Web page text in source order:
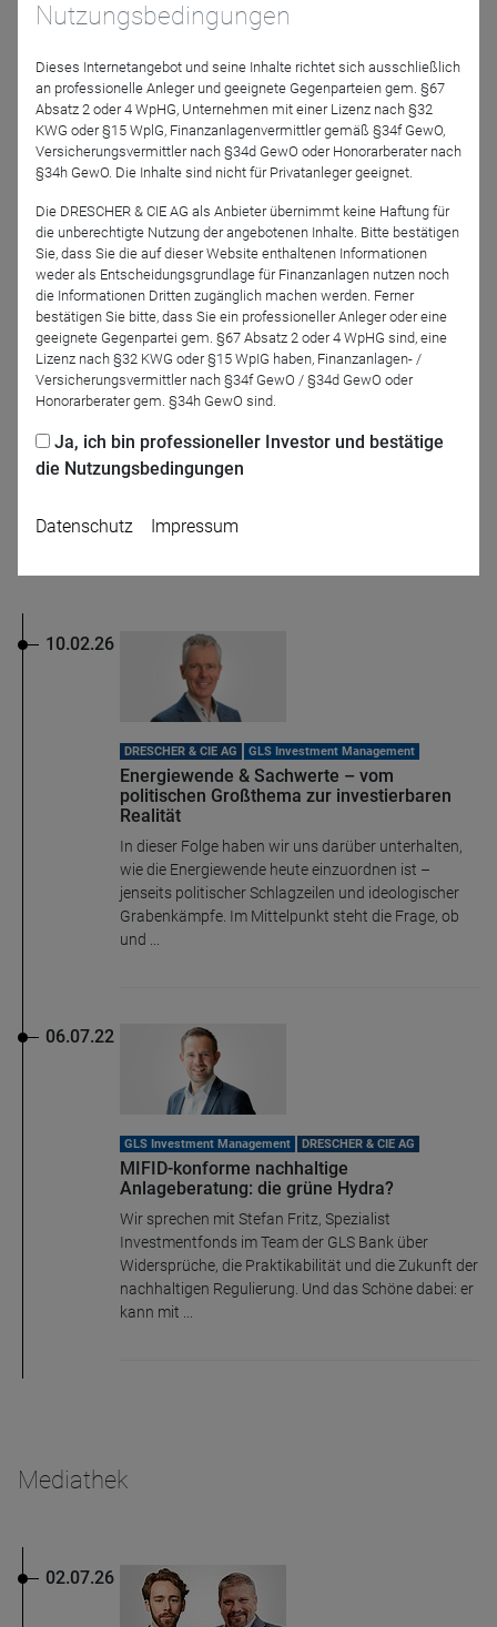
FNG-Siegel mit Bestnote für BfS
Soziale und ökologische Aspekte erhalten bei
Anlageentscheidungen der Bank für
Sozialwirtschaft noch mehr Gewicht. Das wird jetzt
belohnt: Die... Mehr
GLS Investment Management
Nachhaltigkeitsfonds – Ausschluss reicht
nicht
Der GLS Bank Klimafonds investiert als Mischfonds
aus vorwiegend Aktien und Anleihen in besonders
klimafreundliche Unternehmen, Staaten und
1 2
10.02.26
DRESCHER & CIE AG GLS Investment Management
Energiewende & Sachwerte – vom
politischen Großthema zur investierbaren
Realität
In dieser Folge haben wir uns darüber unterhalten,
wie die Energiewende heute einzuordnen ist –
jenseits politischer Schlagzeilen und ideologischer
Grabenkämpfe. Im Mittelpunkt steht die Frage, ob
und ...
06.07.22
GLS Investment Management DRESCHER & CIE AG
MIFID-konforme nachhaltige
Anlageberatung: die grüne Hydra?
Wir sprechen mit Stefan Fritz, Spezialist
Investmentfonds im Team der GLS Bank über
Widersprüche, die Praktikabilität und die Zukunft der
nachhaltigen Regulierung. Und das Schöne dabei: er
kann mit ...
Mediathek
02.07.26
Nutzungsbedingungen
Dieses Internetangebot und seine Inhalte richtet sich ausschließlich
an professionelle Anleger und geeignete Gegenparteien gem. §67
Absatz 2 oder 4 WpHG, Unternehmen mit einer Lizenz nach §32
KWG oder §15 WplG, Finanzanlagenvermittler gemäß §34f GewO,
Versicherungsvermittler nach §34d GewO oder Honorarberater nach
§34h GewO. Die Inhalte sind nicht für Privatanleger geeignet.
Die DRESCHER & CIE AG als Anbieter übernimmt keine Haftung für
die unberechtigte Nutzung der angebotenen Inhalte. Bitte bestätigen
Sie, dass Sie die auf dieser Website enthaltenen Informationen
weder als Entscheidungsgrundlage für Finanzanlagen nutzen noch
die Informationen Dritten zugänglich machen werden. Ferner
bestätigen Sie bitte, dass Sie ein professioneller Anleger oder eine
geeignete Gegenpartei gem. §67 Absatz 2 oder 4 WpHG sind, eine
Lizenz nach §32 KWG oder §15 WpIG haben, Finanzanlagen- /
Versicherungsvermittler nach §34f GewO / §34d GewO oder
Honorarberater gem. §34h GewO sind.
Ja, ich bin professioneller Investor und bestätige
die Nutzungsbedingungen
Datenschutz Impressum
D&C
1 Jahr